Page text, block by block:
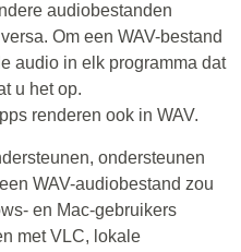
audiobestanden
Om een WAV-bestand
audio in elk programma dat
u het op.
renderen ook in WAV.
ondersteunen
WAV-audiobestand zou
en Mac-gebruikers
met VLC, lokale